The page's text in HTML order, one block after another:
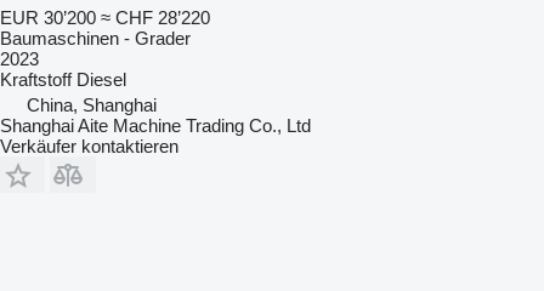
EUR 30’200 ≈ CHF 28’220
Baumaschinen - Grader
2023
Kraftstoff Diesel
China, Shanghai
Shanghai Aite Machine Trading Co., Ltd
Verkäufer kontaktieren